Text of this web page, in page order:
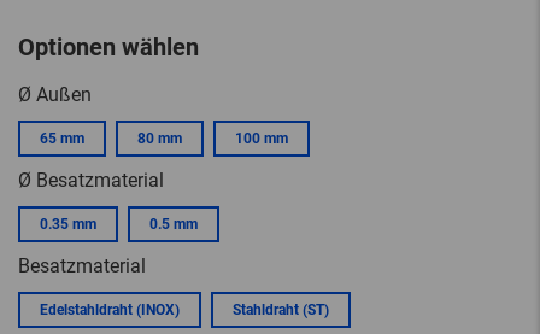
Optionen wählen
Ø Außen
65 mm 80 mm 100 mm
Ø Besatzmaterial
0.35 mm 0.5 mm
Besatzmaterial
Edelstahldraht (INOX) Stahldraht (ST)